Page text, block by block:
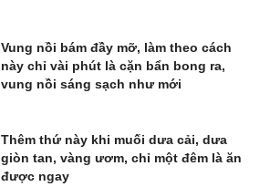
Vung nồi bám đầy mỡ, làm theo cách
này chỉ vài phút là cặn bẩn bong ra,
vung nồi sáng sạch như mới
Thêm thứ này khi muối dưa cải, dưa
giòn tan, vàng ươm, chỉ một đêm là ăn
được ngay